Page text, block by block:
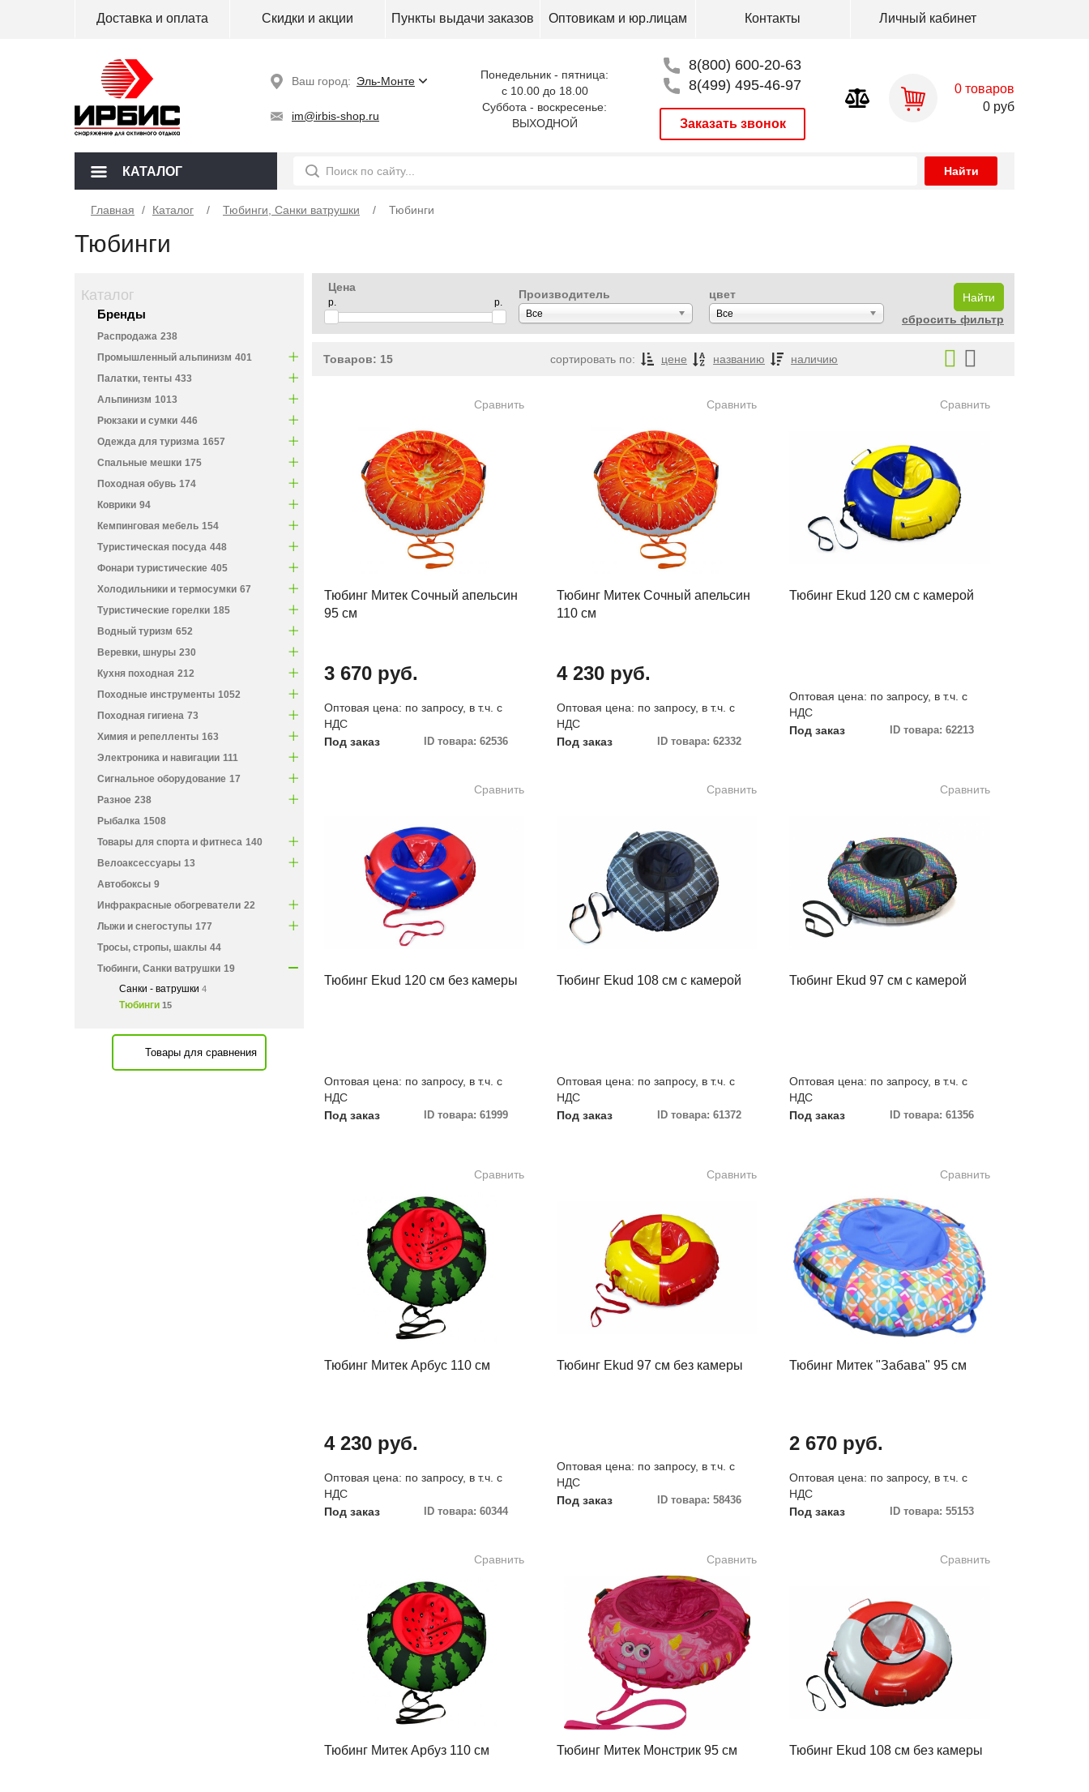
Доставка и оплата Скидки и акции Пункты выдачи заказов Оптовикам и юр.лицам Контакты Личный кабинет
Ваш город: Эль-Монте
im@irbis-shop.ru
Понедельник - пятница:
с 10.00 до 18.00
Суббота - воскресенье:
ВЫХОДНОЙ
8(800) 600-20-63
8(499) 495-46-97
Заказать звонок
0 товаров
0 руб
КАТАЛОГ
Главная / Каталог Тюбинги, Санки ватрушки Тюбинги
Тюбинги
Каталог
Бренды
Распродажа 238
Промышленный альпинизм 401
Палатки, тенты 433
Альпинизм 1013
Рюкзаки и сумки 446
Одежда для туризма 1657
Спальные мешки 175
Походная обувь 174
Коврики 94
Кемпинговая мебель 154
Туристическая посуда 448
Фонари туристические 405
Холодильники и термосумки 67
Туристические горелки 185
Водный туризм 652
Веревки, шнуры 230
Кухня походная 212
Походные инструменты 1052
Походная гигиена 73
Химия и репелленты 163
Электроника и навигации 111
Сигнальное оборудование 17
Разное 238
Рыбалка 1508
Товары для спорта и фитнеса 140
Велоаксессуары 13
Автобоксы 9
Инфракрасные обогреватели 22
Лыжи и снегоступы 177
Тросы, стропы, шаклы 44
Тюбинги, Санки ватрушки 19
Санки - ватрушки 4
Тюбинги 15
Товары для сравнения
Цена
р. р.
Производитель
Все
цвет
Все сбросить фильтр
Товаров: 15 сортировать по: цене названию наличию
Сравнить
Тюбинг Митек Сочный апельсин
95 см
3 670 руб.
Оптовая цена: по запросу, в т.ч. с
НДС
Под заказ
ID товара: 62536
Сравнить
Тюбинг Митек Сочный апельсин
110 см
4 230 руб.
Оптовая цена: по запросу, в т.ч. с
НДС
Под заказ
ID товара: 62332
Сравнить
Тюбинг Ekud 120 см с камерой
Оптовая цена: по запросу, в т.ч. с
НДС
Под заказ
ID товара: 62213
Сравнить
Тюбинг Ekud 120 см без камеры
Оптовая цена: по запросу, в т.ч. с
НДС
Под заказ
ID товара: 61999
Сравнить
Тюбинг Ekud 108 см с камерой
Оптовая цена: по запросу, в т.ч. с
НДС
Под заказ
ID товара: 61372
Сравнить
Тюбинг Ekud 97 см с камерой
Оптовая цена: по запросу, в т.ч. с
НДС
Под заказ
ID товара: 61356
Сравнить
Тюбинг Митек Арбус 110 см
4 230 руб.
Оптовая цена: по запросу, в т.ч. с
НДС
Под заказ
ID товара: 60344
Сравнить
Тюбинг Ekud 97 см без камеры
Оптовая цена: по запросу, в т.ч. с
НДС
Под заказ
ID товара: 58436
Сравнить
Тюбинг Митек "Забава" 95 см
2 670 руб.
Оптовая цена: по запросу, в т.ч. с
НДС
Под заказ
ID товара: 55153
Сравнить
Тюбинг Митек Арбуз 110 см
Сравнить
Тюбинг Митек Монстрик 95 см
Сравнить
Тюбинг Ekud 108 см без камеры